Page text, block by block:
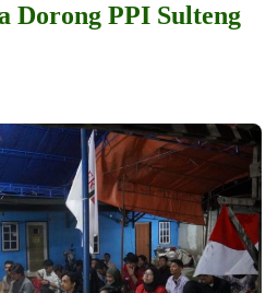
Dorong PPI Sulteng